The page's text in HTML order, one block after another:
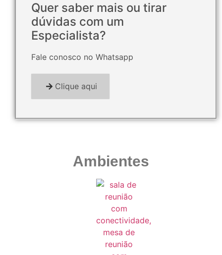
Quer saber mais ou tirar
dúvidas com um
Especialista?
Fale conosco no Whatsapp
Clique aqui
Ambientes